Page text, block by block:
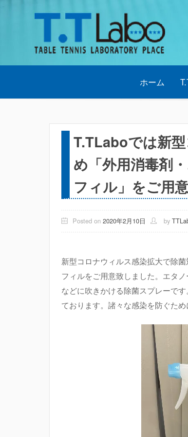
ホーム
T.TLaboでは新
め「外用消毒剤
フィル」をご用
Posted on 2020年2月10日 by
新型コロナウィルス感染拡大で除
フィルをご用意致しました。エタ
などに吹きかける除菌スプレーで
ております。諸々な感染を防ぐた